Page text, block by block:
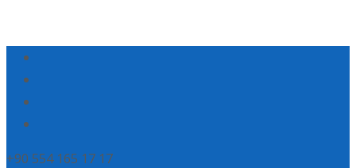
+90 554 165 17 17